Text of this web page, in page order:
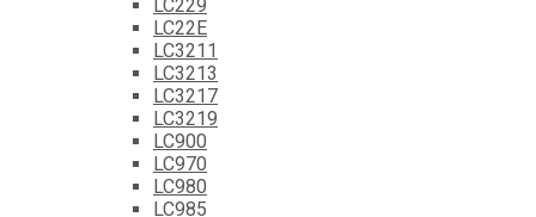
LC229
LC22E
LC3211
LC3213
LC3217
LC3219
LC900
LC970
LC980
LC985